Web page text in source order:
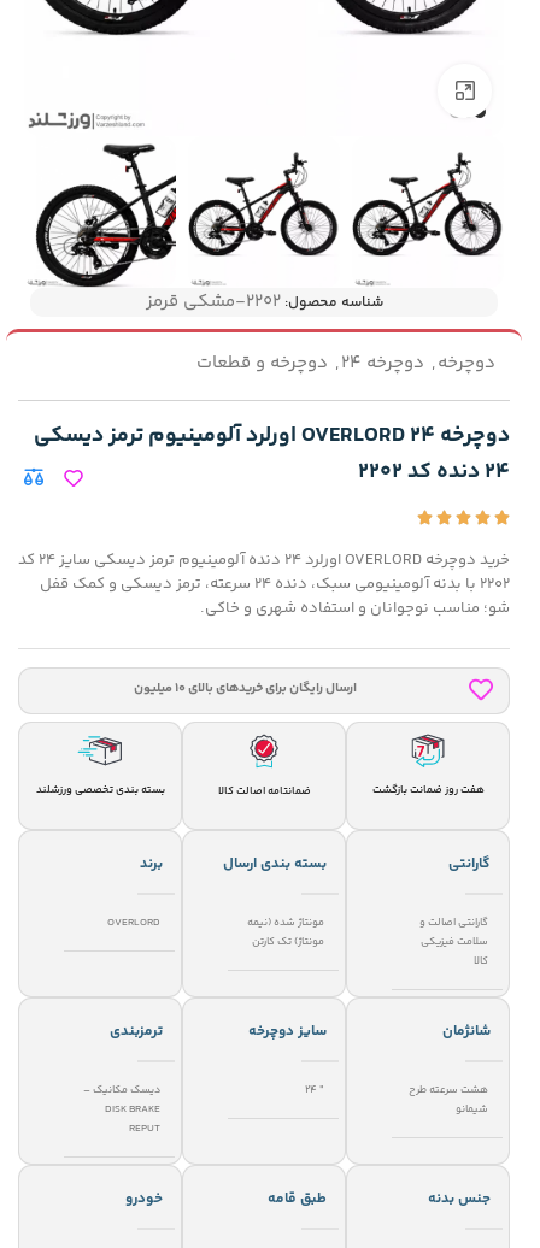
شناسه محصول:۲۲۰۲-مشکی قرمز
دوچرخه, دوچرخه 24 , دوچرخه و قطعات
دوچرخه 24 OVERLORD اورلرد آلومینیوم ترمز دیسکی
24 دنده کد 2202
خرید دوچرخه OVERLORD اورلرد 24 دنده آلومینیوم ترمز دیسکی سایز 24 کد
2202 با بدنه آلومینیومی سبک، دنده 24 سرعته، ترمز دیسکی و کمک قفل‌
شو؛ مناسب نوجوانان و استفاده شهری و خاکی.
ارسال رایگان برای خریدهای بالای 10 میلیون
هفت روز ضمانت بازگشت ضمانتامه اصالت کالا بسته بندی تخصصی ورزشلند
گارانتی
گارانتی اصالت و
سلامت فیزیکی
کالا
بسته بندی ارسال
مونتاژ شده (نیمه
مونتاژ) تک کارتن
برند
OVERLORD
شانژمان
هشت سرعته طرح
شیمانو
سایز دوچرخه
" 24
ترمزبندی
دیسک مکانیک –
DISK BRAKE
REPUT
جنس بدنه طبق قامه خودرو